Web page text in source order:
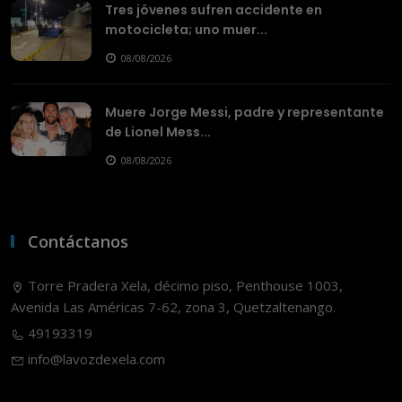
Tres jóvenes sufren accidente en
motocicleta; uno muer...
08/08/2026
Muere Jorge Messi, padre y representante
de Lionel Mess...
08/08/2026
Contáctanos
Torre Pradera Xela, décimo piso, Penthouse 1003,
Avenida Las Américas 7-62, zona 3, Quetzaltenango.
49193319
info@lavozdexela.com